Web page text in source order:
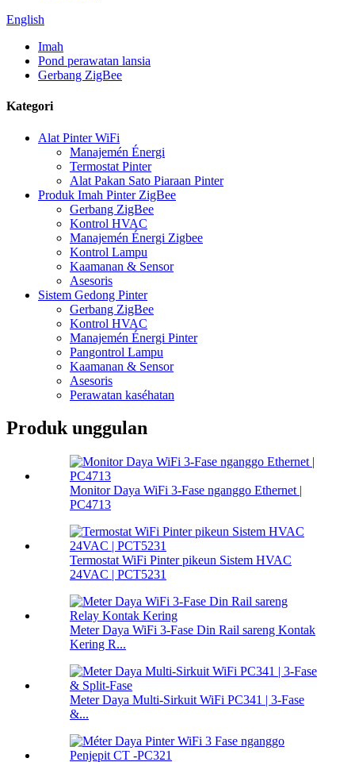
English
Imah
Pond perawatan lansia
Gerbang ZigBee
Kategori
Alat Pinter WiFi
Manajemén Énergi
Termostat Pinter
Alat Pakan Sato Piaraan Pinter
Produk Imah Pinter ZigBee
Gerbang ZigBee
Kontrol HVAC
Manajemén Énergi Zigbee
Kontrol Lampu
Kaamanan & Sensor
Asesoris
Sistem Gedong Pinter
Gerbang ZigBee
Kontrol HVAC
Manajemén Énergi Pinter
Pangontrol Lampu
Kaamanan & Sensor
Asesoris
Perawatan kaséhatan
Produk unggulan
Monitor Daya WiFi 3-Fase nganggo Ethernet |
PC4713
Termostat WiFi Pinter pikeun Sistem HVAC
24VAC | PCT5231
Meter Daya WiFi 3-Fase Din Rail sareng Kontak
Kering R...
Meter Daya Multi-Sirkuit WiFi PC341 | 3-Fase
&...